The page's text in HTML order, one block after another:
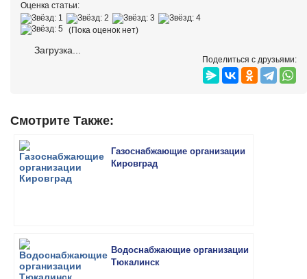
Оценка статьи:
(Пока оценок нет)
Загрузка...
Поделиться с друзьями:
Смотрите Также:
Газоснабжающие организации
Кировград
Водоснабжающие организации
Тюкалинск